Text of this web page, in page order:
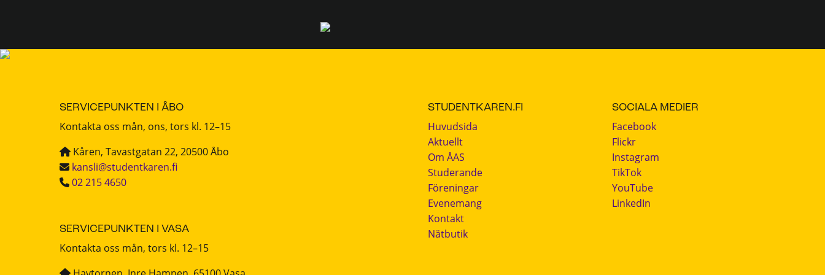
SERVICEPUNKTEN I ÅBO
Kontakta oss mån, ons, tors kl. 12–15
Kåren, Tavastgatan 22, 20500 Åbo
kansli@studentkaren.fi
02 215 4650
SERVICEPUNKTEN I VASA
Kontakta oss mån, tors kl. 12–15
STUDENTKAREN.FI
Huvudsida
Aktuellt
Om ÅAS
Studerande
Föreningar
Evenemang
Kontakt
Nätbutik
SOCIALA MEDIER
Facebook
Flickr
Instagram
TikTok
YouTube
LinkedIn